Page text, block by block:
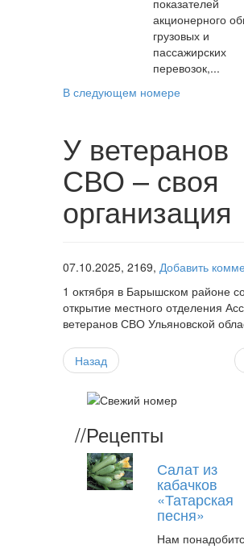
показателей
акционерного
грузовых и
пассажирских
перевозок,...
В следующем номере
У ветеранов
СВО – своя
организация
07.10.2025, 2169, Добавить
1 октября в Барышском районе
открытие местного отделения
ветеранов СВО Ульяновской
Назад
//Рецепты
Салат из
кабачков
«Татарская
песня»
Нам